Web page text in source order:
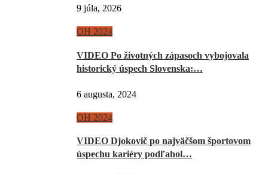
9 júla, 2026
OH 2024
VIDEO Po životných zápasoch vybojovala
historický úspech Slovenska:…
6 augusta, 2024
OH 2024
VIDEO Djokovič po najväčšom športovom
úspechu kariéry podľahol…